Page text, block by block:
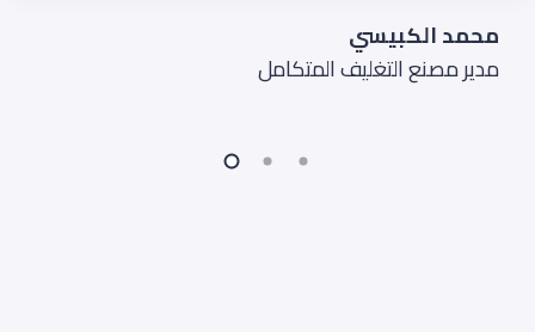
محمد الكبيسي
مدير مصنع التغليف المتكامل